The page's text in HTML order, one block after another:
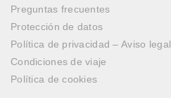
Preguntas frecuentes
Protección de datos
Política de privacidad – Aviso legal
Condiciones de viaje
Política de cookies